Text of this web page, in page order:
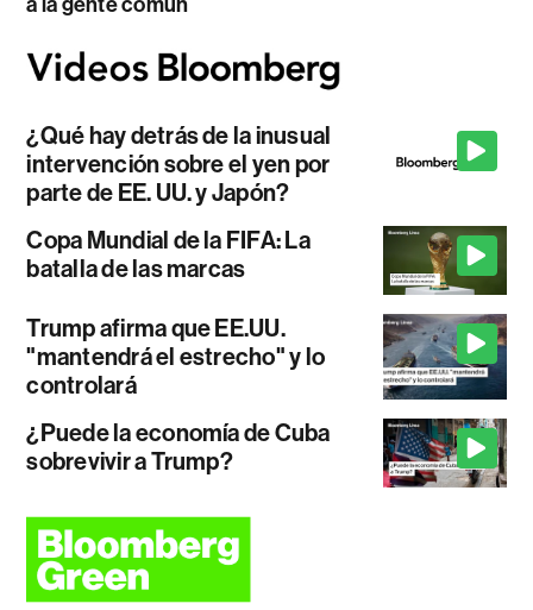
¿Qué hay detrás de la inusual
intervención sobre el yen por
parte de EE. UU. y Japón?
Copa Mundial de la FIFA: La
batalla de las marcas
Trump afirma que EE.UU.
"mantendrá el estrecho" y lo
controlará
¿Puede la economía de Cuba
sobrevivir a Trump?